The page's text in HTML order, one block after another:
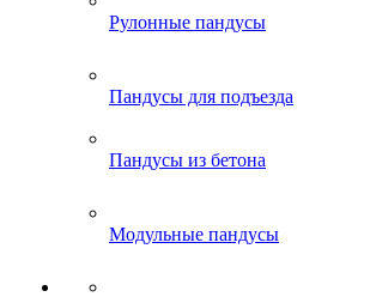
Рулонные пандусы
Пандусы для подъезда
Пандусы из бетона
Модульные пандусы